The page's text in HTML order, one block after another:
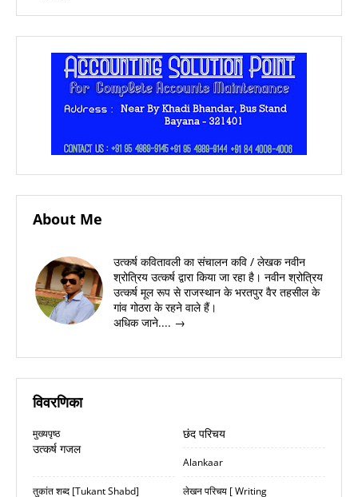
About Me
उत्कर्ष कवितावली का संचालन कवि / लेखक नवीन
श्रोत्रिय उत्कर्ष द्वारा किया जा रहा है। नवीन श्रोत्रिय
उत्कर्ष मूल रूप से राजस्थान के भरतपुर वैर तहसील के
गांव गोठरा के रहने वाले हैं।
अधिक जाने.... →
विवरणिका
मुख्यपृष्ठ
छंद परिचय
उत्कर्ष गजल
Alankaar
तुकांत शब्द [Tukant Shabd]
लेखन परिचय [ Writing